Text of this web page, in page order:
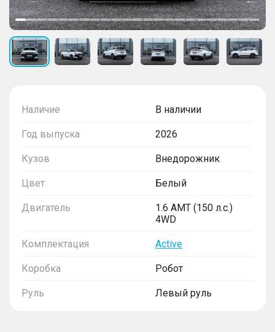
Наличие В наличии
Год выпуска 2026
Кузов Внедорожник
Цвет Белый
Двигатель
1.6 AMT (150 л.с.)
4WD
Комплектация Active
Коробка Робот
Руль Левый руль